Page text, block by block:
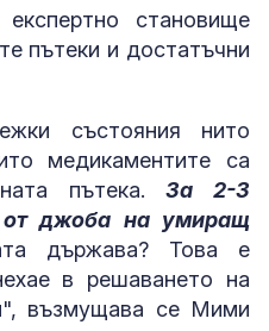
становище
пътеки и достатъчни
състояния нито
медикаментите са
пътека. За 2-3
джоба на умиращ
държава? Това е
в решаването на
възмущава се Мими